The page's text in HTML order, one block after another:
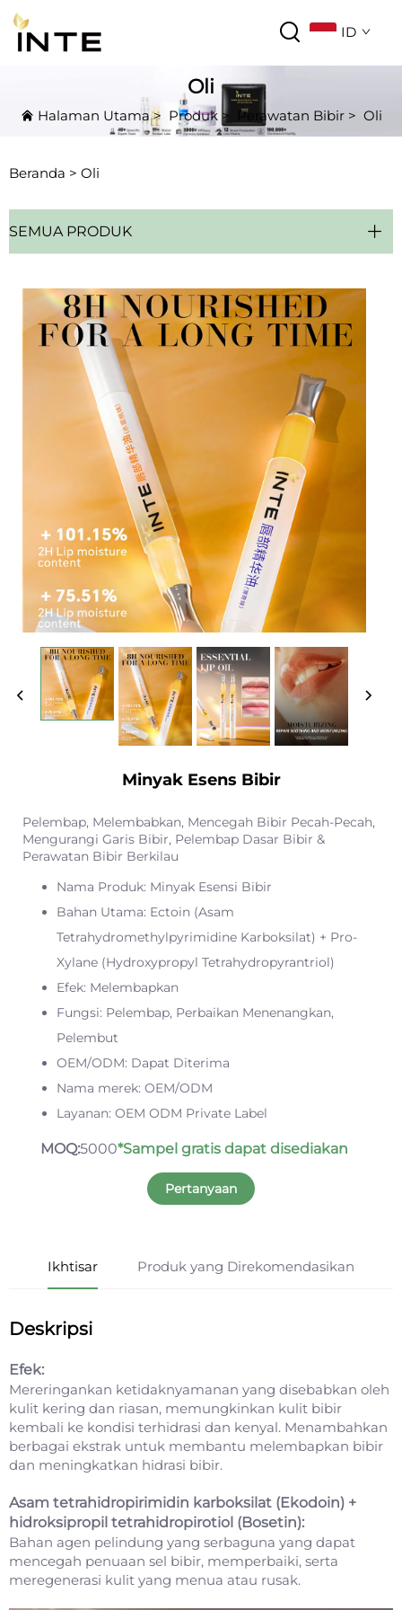
ID
Oli
Halaman Utama> Produk> Perawatan Bibir> Oli
Beranda > Oli
SEMUA PRODUK
Minyak Esens Bibir
Pelembap, Melembabkan, Mencegah Bibir Pecah-Pecah,
Mengurangi Garis Bibir, Pelembap Dasar Bibir &
Perawatan Bibir Berkilau
Nama Produk: Minyak Esensi Bibir
Bahan Utama: Ectoin (Asam
Tetrahydromethylpyrimidine Karboksilat) + Pro-
Xylane (Hydroxypropyl Tetrahydropyrantriol)
Efek: Melembapkan
Fungsi: Pelembap, Perbaikan Menenangkan,
Pelembut
OEM/ODM: Dapat Diterima
Nama merek: OEM/ODM
Layanan: OEM ODM Private Label
MOQ:5000*Sampel gratis dapat disediakan
Pertanyaan
Ikhtisar Produk yang Direkomendasikan
Deskripsi
Efek:
Mereringankan ketidaknyamanan yang disebabkan oleh
kulit kering dan riasan, memungkinkan kulit bibir
kembali ke kondisi terhidrasi dan kenyal. Menambahkan
berbagai ekstrak untuk membantu melembapkan bibir
dan meningkatkan hidrasi bibir.
Asam tetrahidropirimidin karboksilat (Ekodoin) +
hidroksipropil tetrahidropirotiol (Bosetin):
Bahan agen pelindung yang serbaguna yang dapat
mencegah penuaan sel bibir, memperbaiki, serta
meregenerasi kulit yang menua atau rusak.